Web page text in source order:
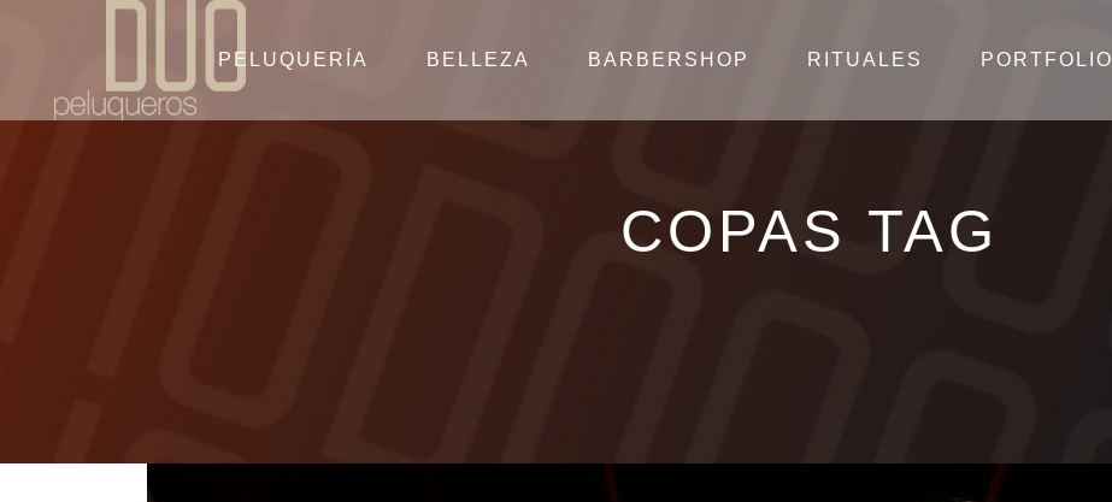
PELUQUERÍA BELLEZA BARBERSHOP RITUALES PORTFOLIO
COPAS TAG